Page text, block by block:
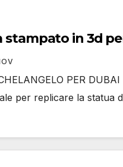
Il David di Michelangelo sarà
PER
per replicare la statua